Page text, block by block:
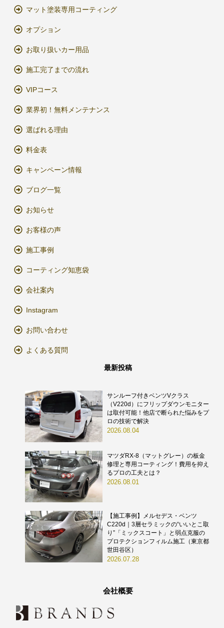
マット塗装専用コーティング
オプション
お取り扱いカー用品
施工完了までの流れ
VIPコース
業界初！無料メンテナンス
選ばれる理由
料金表
キャンペーン情報
ブログ一覧
お知らせ
お客様の声
施工事例
コーティング知恵袋
会社案内
Instagram
お問い合わせ
よくある質問
最新投稿
サンルーフ付きベンツVクラス
（V220d）にフリップダウンモニター
は取付可能！他店で断られた悩みをプ
ロの技術で解決
2026.08.04
マツダRX-8（マットグレー）の板金
修理と専用コーティング！費用を抑え
るプロの工夫とは？
2026.08.01
【施工事例】メルセデス・ベンツ
C220d｜3層セラミックの“いいとこ取
り”「ミックスコート」と弱点克服の
プロテクションフィルム施工（東京都
世田谷区）
2026.07.28
会社概要